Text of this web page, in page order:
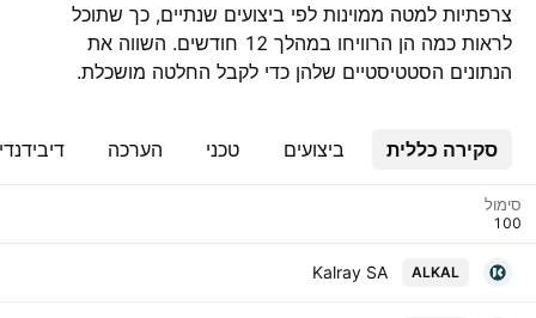
צרפתיות למטה ממוינות לפי ביצועים שנתיים, כך שתוכל
לראות כמה הן הרוויחו במהלך 12 חודשים. השווה את
הנתונים הסטטיסטיים שלהן כדי לקבל החלטה מושכלת.
סקירה כללית ביצועים טכני הערכה
סימול
ALKAL
Kalray SA